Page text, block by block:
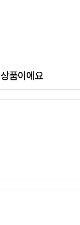
상품이에요